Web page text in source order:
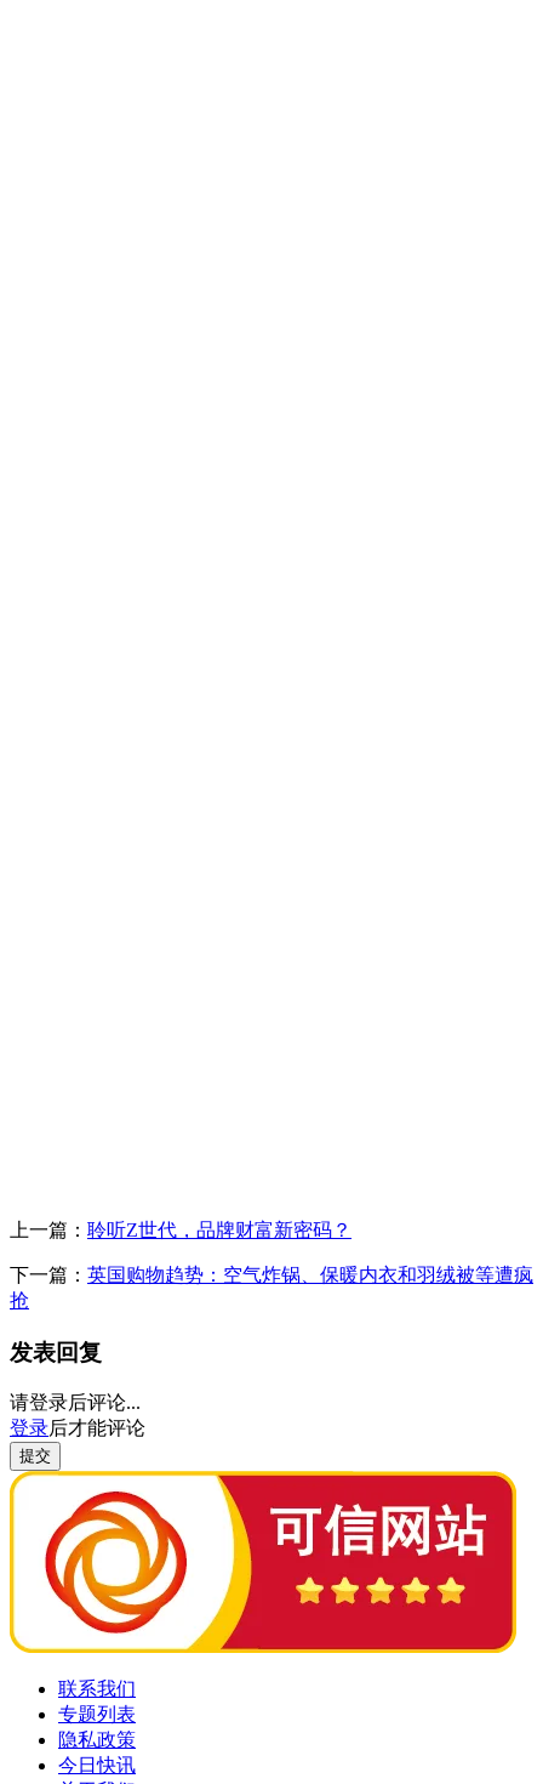
上一篇： 聆听Z世代，品牌财富新密码？
下一篇： 英国购物趋势：空气炸锅、保暖内衣和羽绒被等遭疯
抢
发表回复
请登录后评论...
登录后才能评论
提交
联系我们
专题列表
隐私政策
今日快讯